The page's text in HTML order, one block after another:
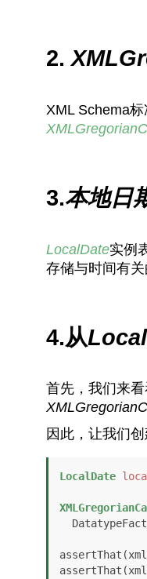
2.
XML Schema
3.本地日
LocalDate实例
存储与时间有
4.从
首先，我们来
因此，让我们
LocalDate